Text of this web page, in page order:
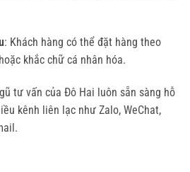
: Khách hàng có thể đặt hàng theo
khắc chữ cá nhân hóa.
tư vấn của Đô Hai luôn sẵn sàng hỗ
kênh liên lạc như Zalo, WeChat,